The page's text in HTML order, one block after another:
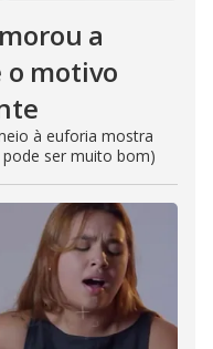
a
motivo
à euforia mostra
ser muito bom)